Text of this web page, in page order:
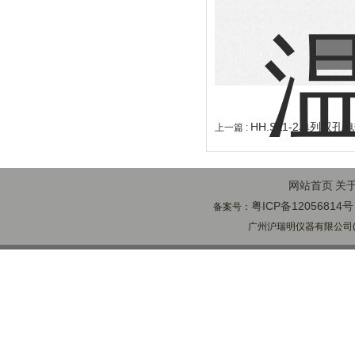
上一篇 : HH.S11-2单列双孔
网站首页 关
备案号： 粤ICP备12056814号
广州沪瑞明仪器有限公